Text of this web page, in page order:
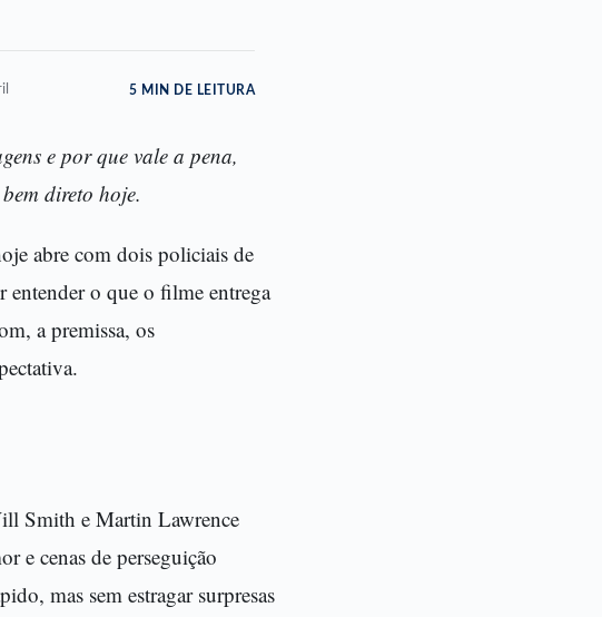
5 MIN DE LEITURA
e por que vale a pena,
direto hoje.
abre com dois policiais de
o que o filme entrega
a premissa, os
Smith e Martin Lawrence
e cenas de perseguição
mas sem estragar surpresas